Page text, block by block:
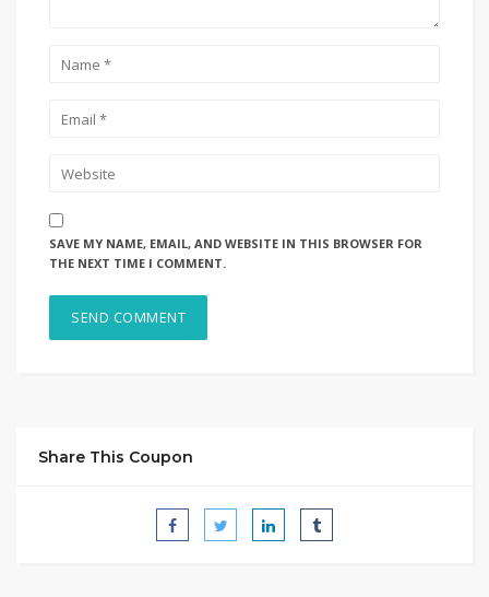
SAVE MY NAME, EMAIL, AND WEBSITE IN THIS BROWSER FOR
THE NEXT TIME I COMMENT.
Share This Coupon